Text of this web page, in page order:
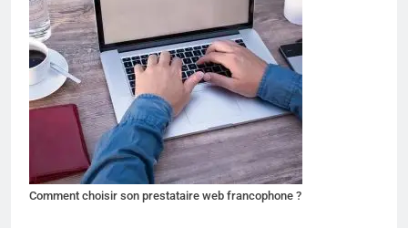
Comment choisir son prestataire web francophone ?